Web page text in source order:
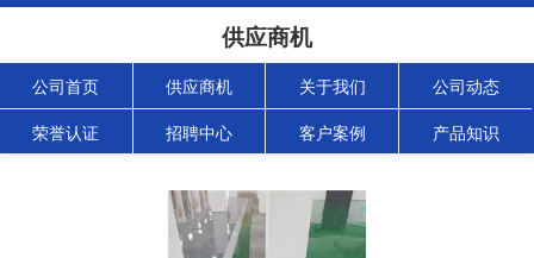
供应商机
公司首页 供应商机 关于我们 公司动态
荣誉认证 招聘中心 客户案例 产品知识